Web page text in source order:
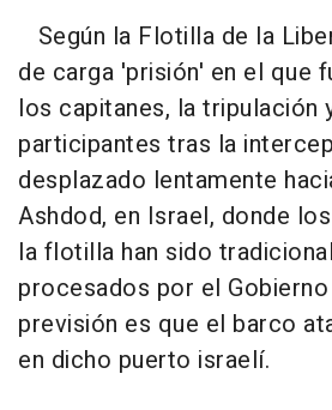
Según la Flotilla de la
de carga 'prisión' en el que
los capitanes, la tripulación
participantes tras la
desplazado lentamente
Ashdod, en Israel, donde
la flotilla han sido
procesados por el
previsión es que el barco
en dicho puerto israelí.